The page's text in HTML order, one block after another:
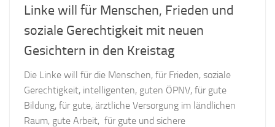
Linke will für Menschen, Frieden und
soziale Gerechtigkeit mit neuen
Gesichtern in den Kreistag
Die Linke will für die Menschen, für Frieden, soziale
Gerechtigkeit, intelligenten, guten ÖPNV, für gute
Bildung, für gute, ärztliche Versorgung im ländlichen
Raum, gute Arbeit, für gute und sichere